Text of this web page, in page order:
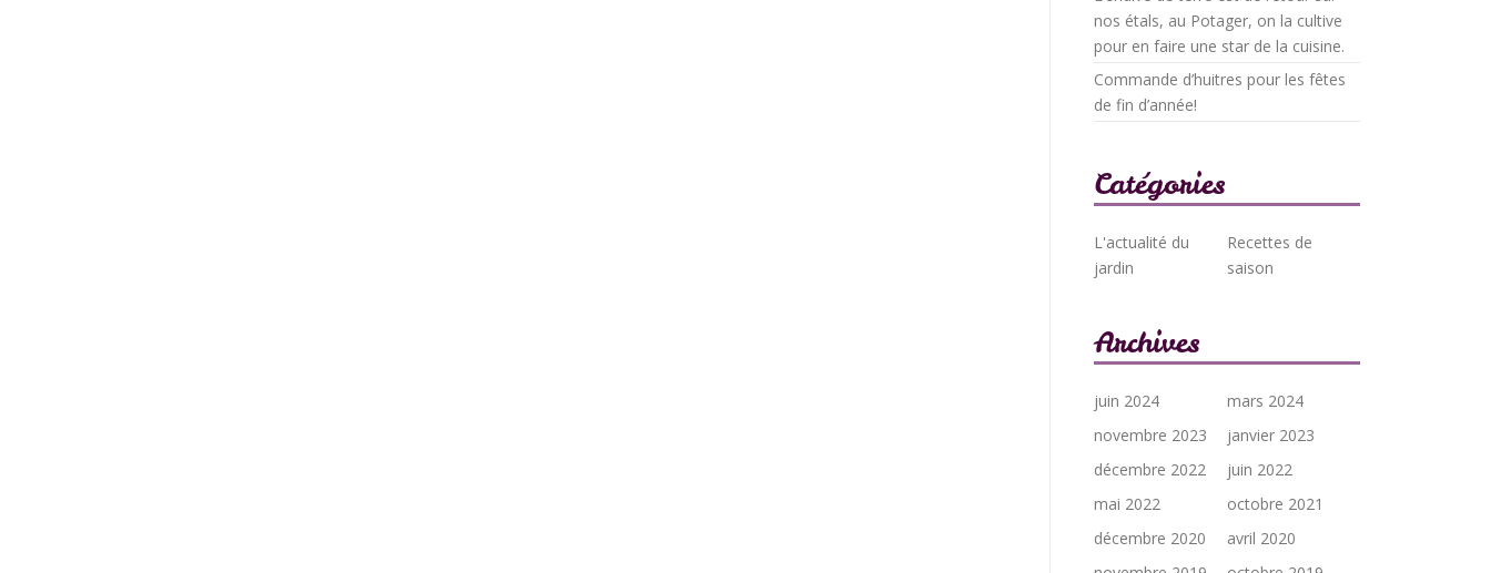
nos étals, au Potager, on la cultive
pour en faire une star de la cuisine.
Commande d’huitres pour les fêtes
de fin d’année!
Catégories
L'actualité du
jardin
Recettes de
saison
Archives
juin 2024
mars 2024
novembre 2023
janvier 2023
décembre 2022
juin 2022
mai 2022
octobre 2021
décembre 2020
avril 2020